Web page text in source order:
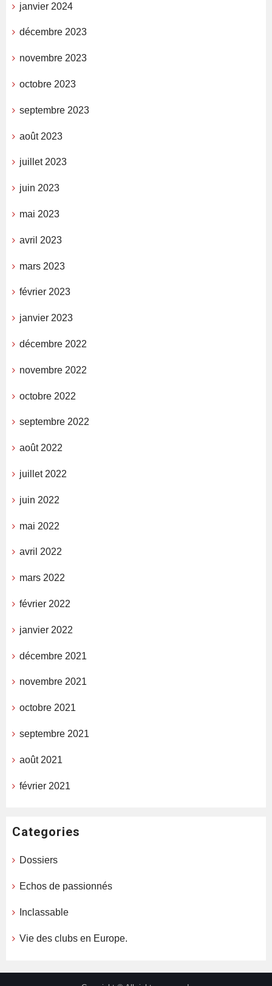
janvier 2024
décembre 2023
novembre 2023
octobre 2023
septembre 2023
août 2023
juillet 2023
juin 2023
mai 2023
avril 2023
mars 2023
février 2023
janvier 2023
décembre 2022
novembre 2022
octobre 2022
septembre 2022
août 2022
juillet 2022
juin 2022
mai 2022
avril 2022
mars 2022
février 2022
janvier 2022
décembre 2021
novembre 2021
octobre 2021
septembre 2021
août 2021
février 2021
Categories
Dossiers
Echos de passionnés
Inclassable
Vie des clubs en Europe.